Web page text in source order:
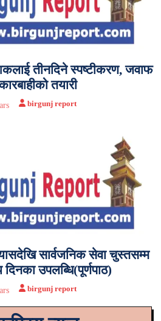
तीनदिने स्पष्टीकरण, जवाफ
तयारी
birgunj report
सार्वजनिक सेवा चुस्तसम्म
उपलब्धि(पूर्णपाठ)
birgunj report